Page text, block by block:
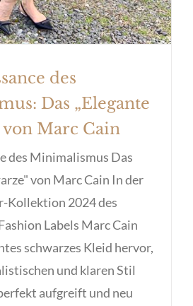
des
Das „Elegante
von Marc Cain
des Minimalismus Das
von Marc Cain In der
Kollektion 2024 des
Labels Marc Cain
schwarzes Kleid hervor,
und klaren Stil
aufgreift und neu